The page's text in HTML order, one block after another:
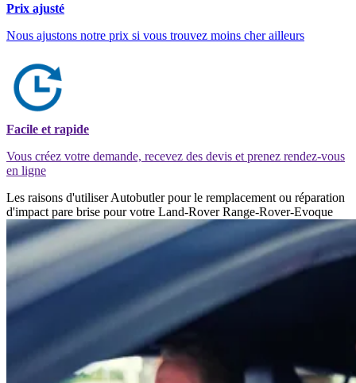
Prix ajusté
Nous ajustons notre prix si vous trouvez moins cher ailleurs
Facile et rapide
Vous créez votre demande, recevez des devis et prenez rendez-vous
en ligne
Les raisons d'utiliser Autobutler pour le remplacement ou réparation
d'impact pare brise pour votre Land-Rover Range-Rover-Evoque